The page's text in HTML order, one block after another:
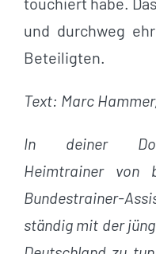
und durchweg
Beteiligten.
Text: Marc
In deiner
Heimtrainer von
Bundestrainer-
ständig mit der